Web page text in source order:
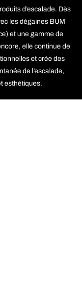
d’escalade. Dès
les dégaines BUM
et une gamme de
elle continue de
et crée des
de l’escalade,
esthétiques.